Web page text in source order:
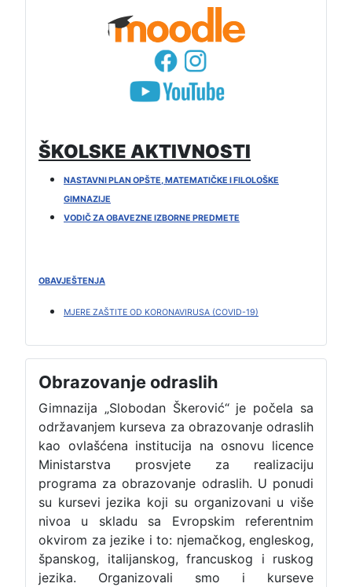
ŠKOLSKE AKTIVNOSTI
NASTAVNI PLAN OPŠTE, MATEMATIČKE I FILOLOŠKE
GIMNAZIJE
VODIČ ZA OBAVEZNE IZBORNE PREDMETE
OBAVJEŠTENJA
MJERE ZAŠTITE OD KORONAVIRUSA (COVID-19)
Obrazovanje odraslih
Gimnazija „Slobodan Škerović“ je počela sa
održavanjem kurseva za obrazovanje odraslih
kao ovlašćena institucija na osnovu licence
Ministarstva prosvjete za realizaciju
programa za obrazovanje odraslih. U ponudi
su kursevi jezika koji su organizovani u više
nivoa u skladu sa Evropskim referentnim
okvirom za jezike i to: njemačkog, engleskog,
španskog, italijanskog, francuskog i ruskog
jezika. Organizovali smo i kurseve